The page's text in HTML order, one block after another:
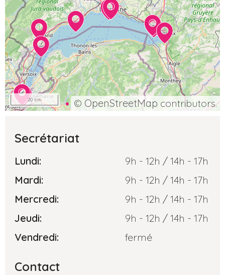
© OpenStreetMap contributors.
20 km
Secrétariat
Lundi:
9h - 12h / 14h - 17h
Mardi:
9h - 12h / 14h - 17h
Mercredi:
9h - 12h / 14h - 17h
Jeudi:
9h - 12h / 14h - 17h
Vendredi:
fermé
Contact